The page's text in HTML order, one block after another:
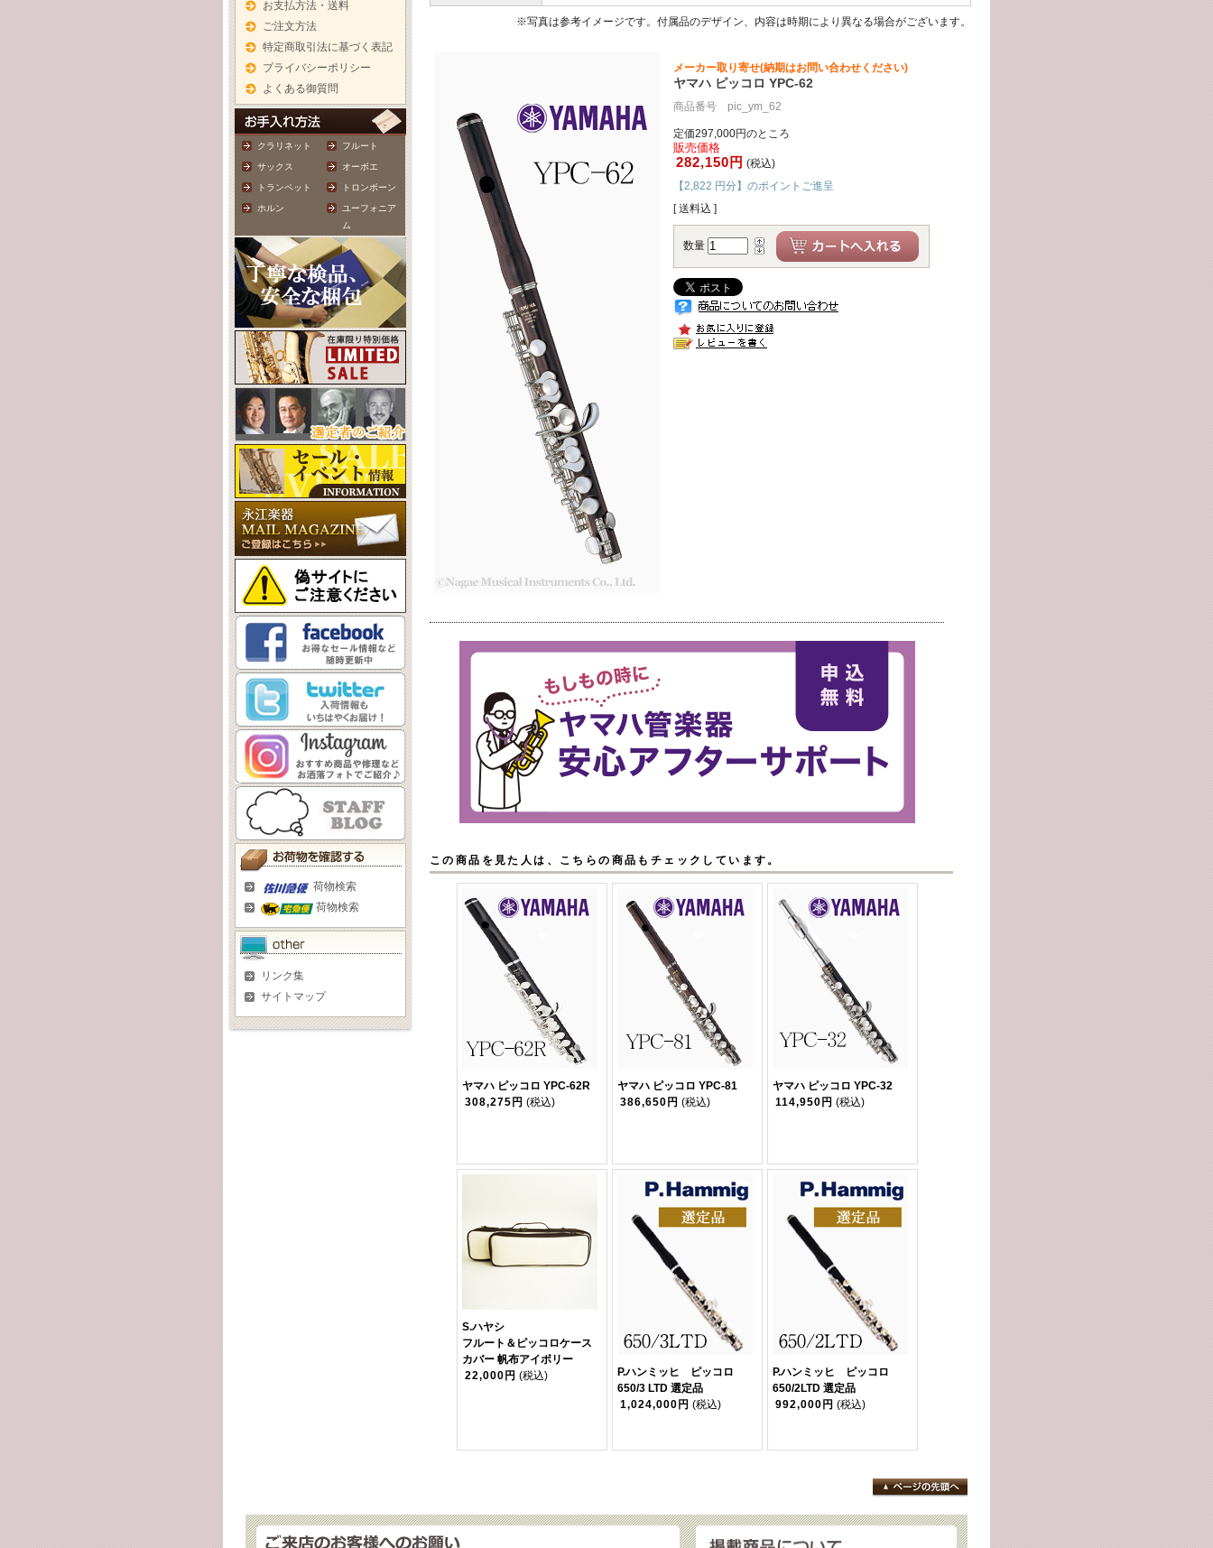
お支払方法・送料
ご注文方法
特定商取引法に基づく表記
プライバシーポリシー
よくある御質問
クラリネット フルート
サックス オーボエ
トランペット トロンボーン
ホルン
ユーフォニア
ム
荷物検索
荷物検索
リンク集
サイトマップ
※写真は参考イメージです。付属品のデザイン、内容は時期により異なる場合がございます。
メーカー取り寄せ(納期はお問い合わせください)
ヤマハ ピッコロ YPC-62
商品番号 pic_ym_62
定価297,000円のところ
販売価格
282,150円 (税込)
【2,822 円分】のポイントご進呈
[ 送料込 ]
数量
この商品を見た人は、こちらの商品もチェックしています。
ヤマハ ピッコロ YPC-62R
308,275円 (税込)
ヤマハ ピッコロ YPC-81
386,650円 (税込)
ヤマハ ピッコロ YPC-32
114,950円 (税込)
S.ハヤシ
フルート＆ピッコロケース
カバー 帆布アイボリー
22,000円 (税込)
P.ハンミッヒ ピッコロ
650/3 LTD 選定品
1,024,000円 (税込)
P.ハンミッヒ ピッコロ
650/2LTD 選定品
992,000円 (税込)